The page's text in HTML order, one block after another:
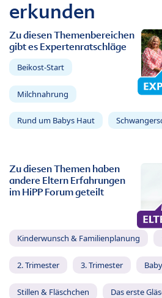
erkunden
Zu diesen Themenbereichen
gibt es Expertenratschläge
Beikost-Start
Milchnahrung
Rund um Babys Haut
Zu diesen Themen haben
andere Eltern Erfahrungen
im HiPP Forum geteilt
Kinderwunsch & Familienplanung
2. Trimester 3. Trimester
Stillen & Fläschchen Das erste